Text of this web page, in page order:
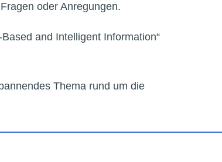
oder Anregungen.
and Intelligent Information“
Thema rund um die